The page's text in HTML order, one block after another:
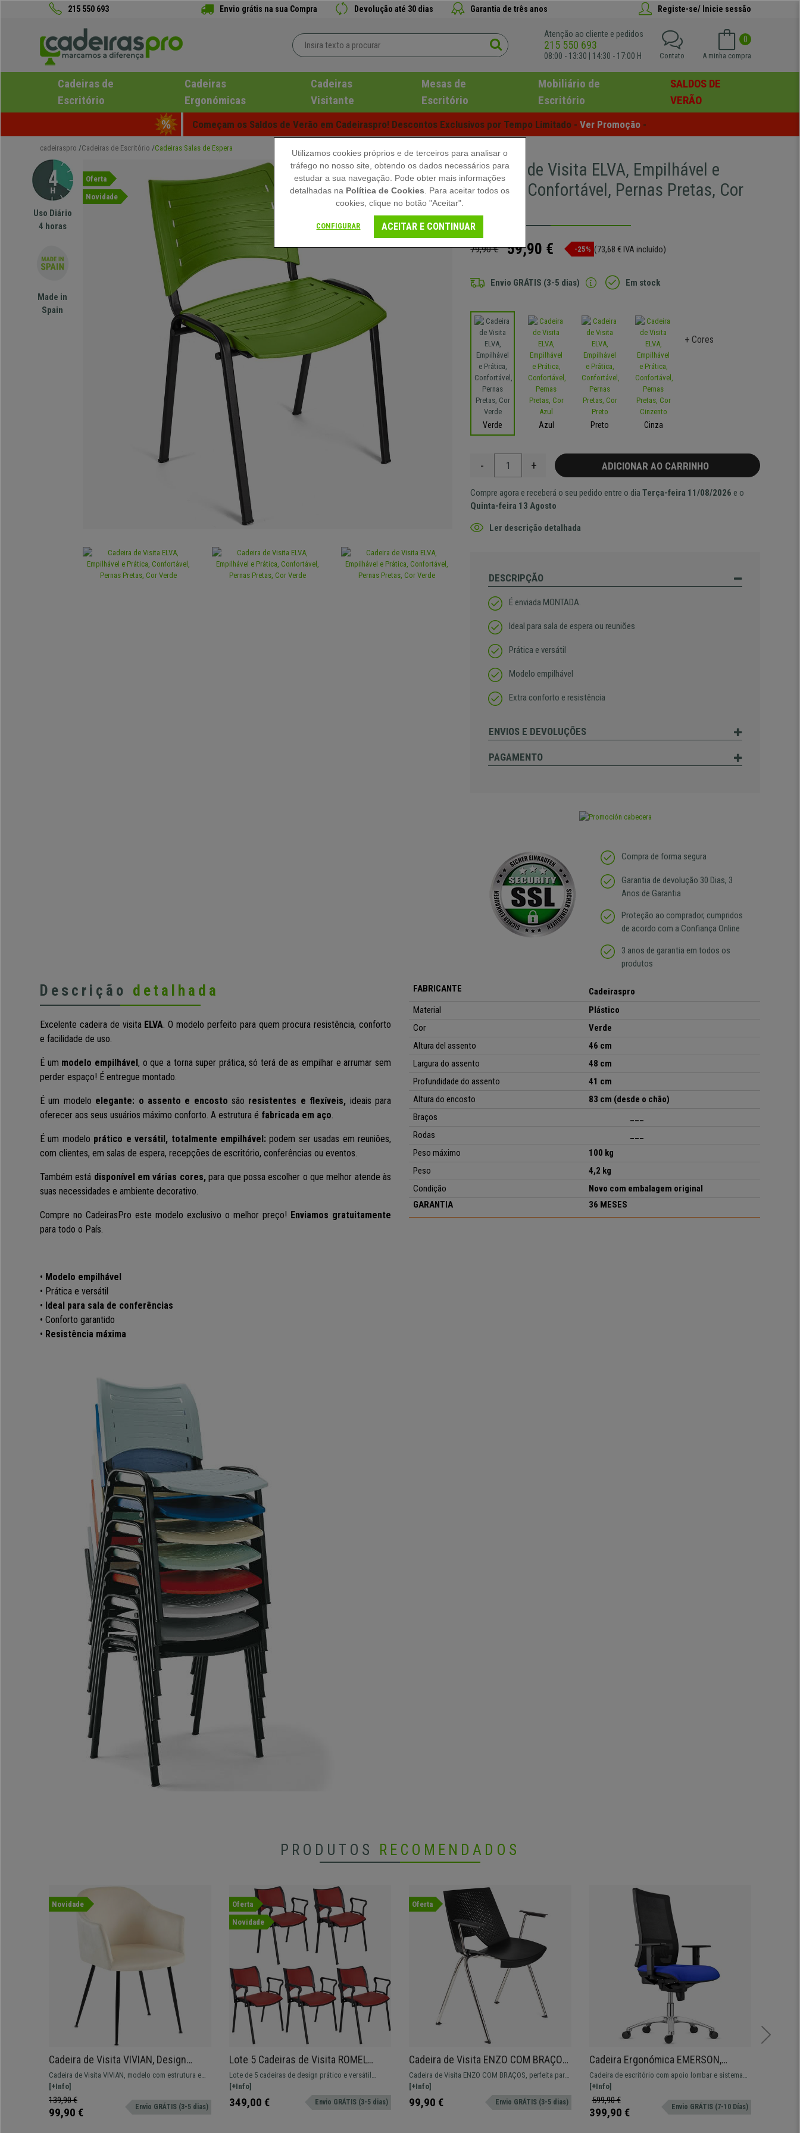
215 550 693 Envio grátis na sua Compra Devolução até 30 dias Garantia de três anos Registe-se/ Inicie sessão
Atenção ao cliente e pedidos
215 550 693
08:00 - 13:30 | 14:30 - 17:00 H
0
A minha compra
Contato
Cadeiras de
Escritório
Cadeiras
Ergonómicas
Cadeiras
Visitante
Mesas de
Escritório
Mobiliário de
Escritório
SALDOS DE
VERÃO
Começam os Saldos de Verão em Cadeiraspro! Descontos Exclusivos por Tempo Limitado - Ver Promoção -
cadeiraspro Cadeiras de Escritório Cadeiras Salas de Espera
Uso Diário
4 horas
Made in
Spain
Oferta
Novidade
Cadeira de Visita ELVA, Empilhável e
Prática, Confortável, Pernas Pretas, Cor
Verde
79,90 € 59,90 € -25% (73,68 € IVA incluído)
Envio GRÁTIS (3-5 dias) Em stock
Verde Azul Preto Cinza
+ Cores
- + ADICIONAR AO CARRINHO
Compre agora e receberá o seu pedido entre o diaTerça-feira 11/08/2026 e o
Quinta-feira 13 Agosto
Ler descrição detalhada
DESCRIPÇÃO
É enviada MONTADA.
Ideal para sala de espera ou reuniões
Prática e versátil
Modelo empilhável
Extra conforto e resistência
ENVIOS E DEVOLUÇÕES
PAGAMENTO
Compra de forma segura
Garantia de devolução 30 Dias, 3
Anos de Garantia
Proteção ao comprador, cumpridos
de acordo com a Confiança Online
3 anos de garantia em todos os
produtos
Descrição detalhada
Excelente cadeira de visita ELVA. O modelo perfeito para quem procura resistência, conforto
e facilidade de uso.
É um modelo empilhável, o que a torna super prática, só terá de as empilhar e arrumar sem
perder espaço! É entregue montado.
É um modelo elegante: o assento e encostosão resistentes e flexíveis, ideais para
oferecer aos seus usuários máximo conforto. A estrutura é fabricada em aço.
É um modelo prático e versátil, totalmente empilhável: podem ser usadas em reuniões,
com clientes, em salas de espera, recepções de escritório, conferências ou eventos.
Também está disponível em várias cores,para que possa escolher o que melhor atende às
suas necessidades e ambiente decorativo.
Compre no CadeirasPro este modelo exclusivo o melhor preço! Enviamos gratuitamente
para todo o País.
• Modelo empilhável
• Prática e versátil
• Ideal para sala de conferências
• Conforto garantido
• Resistência máxima
FABRICANTE
Cadeiraspro
Material
Plástico
Cor
Verde
Altura del assento
46 cm
Largura do assento
48 cm
Profundidade do assento
41 cm
Altura do encosto
83 cm (desde o chão)
Braços
Rodas
Peso máximo
100 kg
Peso
4,2 kg
Condição
Novo com embalagem original
GARANTIA
36 MESES
PRODUTOS RECOMENDADOS
Novidade
Cadeira de Visita VIVIAN, Design
Moderno, em Veludo, Cor Creme
Cadeira de Visita VIVIAN, modelo com estrutura em
metal e design moderno
[+Info]
139,90 €
99,90 € Envio GRÁTIS (3-5 dias)
Oferta
Novidade
Lote 5 Cadeiras de Visita ROMEL
PELE COM BRAÇOS, Empilhável,
Pernas Pretas, Vermelho
Lote de 5 cadeiras de design prático e versátil
ROMEL COM BRAÇOS PELE. Confortável, resistente
e de design moderno.
[+Info]
349,00 € Envio GRÁTIS (3-5 dias)
Oferta
Cadeira de Visita ENZO COM BRAÇOS,
Confortável e Prática, Empilhável, Cor
Preto
Cadeira de Visita ENZO COM BRAÇOS, perfeita para
salas de espera ou de conferências. Disponível em
várias cores.
[+Info]
99,90 € Envio GRÁTIS (3-5 dias)
Cadeira Ergonómica EMERSON,
Braços e Suporte Lombar Ajustáveis,
Base Metálica, Em Azul
Cadeira de escritório com apoio lombar e sistema
de reclinação sincronizado. Apto para um uso
profissional intensivo.
[+Info]
599,90 €
399,90 € Envio GRÁTIS (7-10 Días)
Utilizamos cookies próprios e de terceiros para analisar o
tráfego no nosso site, obtendo os dados necessários para
estudar a sua navegação. Pode obter mais informações
detalhadas na Política de Cookies . Para aceitar todos os
cookies, clique no botão "Aceitar".
CONFIGURAR ACEITAR E CONTINUAR